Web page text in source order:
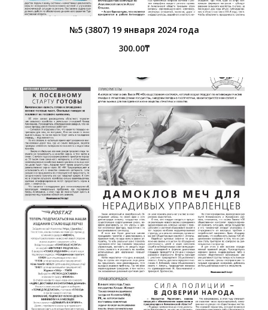
№5 (3807) 19 января 2024 года
300.00₸